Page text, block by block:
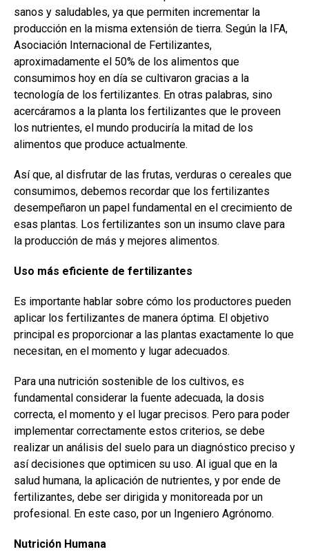
sanos y saludables, ya que permiten incrementar la
producción en la misma extensión de tierra. Según la IFA,
Asociación Internacional de Fertilizantes,
aproximadamente el 50% de los alimentos que
consumimos hoy en día se cultivaron gracias a la
tecnología de los fertilizantes. En otras palabras, sino
acercáramos a la planta los fertilizantes que le proveen
los nutrientes, el mundo produciría la mitad de los
alimentos que produce actualmente.
Así que, al disfrutar de las frutas, verduras o cereales que
consumimos, debemos recordar que los fertilizantes
desempeñaron un papel fundamental en el crecimiento de
esas plantas. Los fertilizantes son un insumo clave para
la producción de más y mejores alimentos.
Uso más eficiente de fertilizantes
Es importante hablar sobre cómo los productores pueden
aplicar los fertilizantes de manera óptima. El objetivo
principal es proporcionar a las plantas exactamente lo que
necesitan, en el momento y lugar adecuados.
Para una nutrición sostenible de los cultivos, es
fundamental considerar la fuente adecuada, la dosis
correcta, el momento y el lugar precisos. Pero para poder
implementar correctamente estos criterios, se debe
realizar un análisis del suelo para un diagnóstico preciso y
así decisiones que optimicen su uso. Al igual que en la
salud humana, la aplicación de nutrientes, y por ende de
fertilizantes, debe ser dirigida y monitoreada por un
profesional. En este caso, por un Ingeniero Agrónomo.
Nutrición Humana